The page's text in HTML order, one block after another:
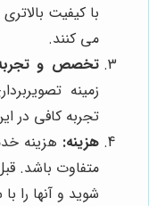
با کیفیت
می کنند.
تخصص و
زمینه
تجربه کافی در
هزینه: هزینه
متفاوت باشد.
شوید و آنها را